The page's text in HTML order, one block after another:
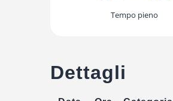
Tempo pieno
Dettagli